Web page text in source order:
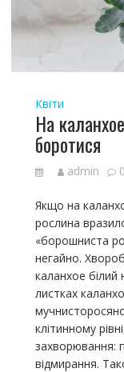
Квіти
На
боротися
admin
Якщо на
рослина
«борошниста
негайно.
каланхое білий
листках
клітинному
захворювання:
відмирання.